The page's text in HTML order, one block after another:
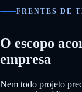
FRENTES DE
O escopo
empresa
Nem todo projeto